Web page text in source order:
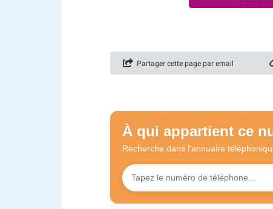
Partager cette page par email
À qui appartient ce
Recherche dans l'annuaire